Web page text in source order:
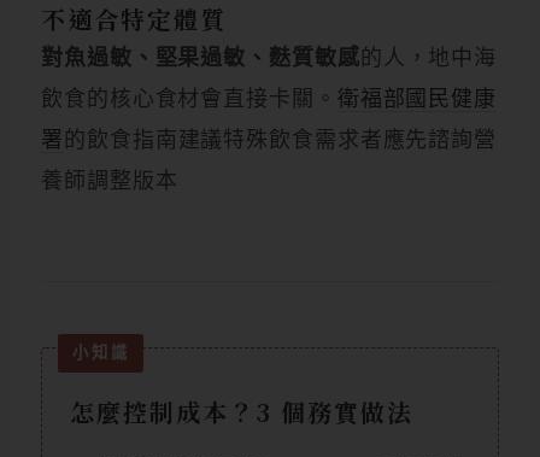
不適合特定體質
對魚過敏、堅果過敏、麩質敏感 的人，地中海
飲食的核心食材會直接卡關。 衛福部國民健康
署 的飲食指南建議特殊飲食需求者應先諮詢營
養師調整版本
怎麼控制成本？3 個務實做法